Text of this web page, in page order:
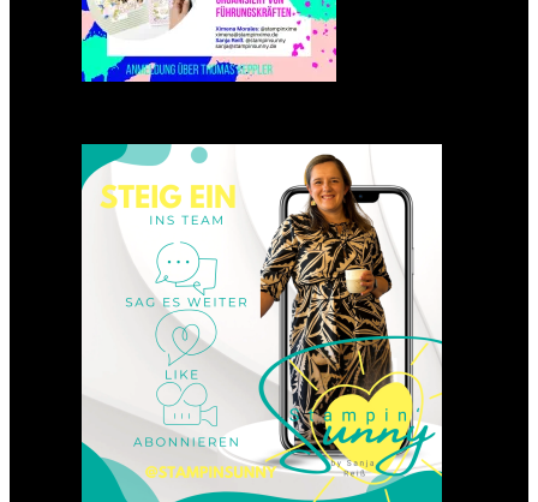
Einsteigen 2025 im Team
Stampin‘ Sunny
23. Januar 2025